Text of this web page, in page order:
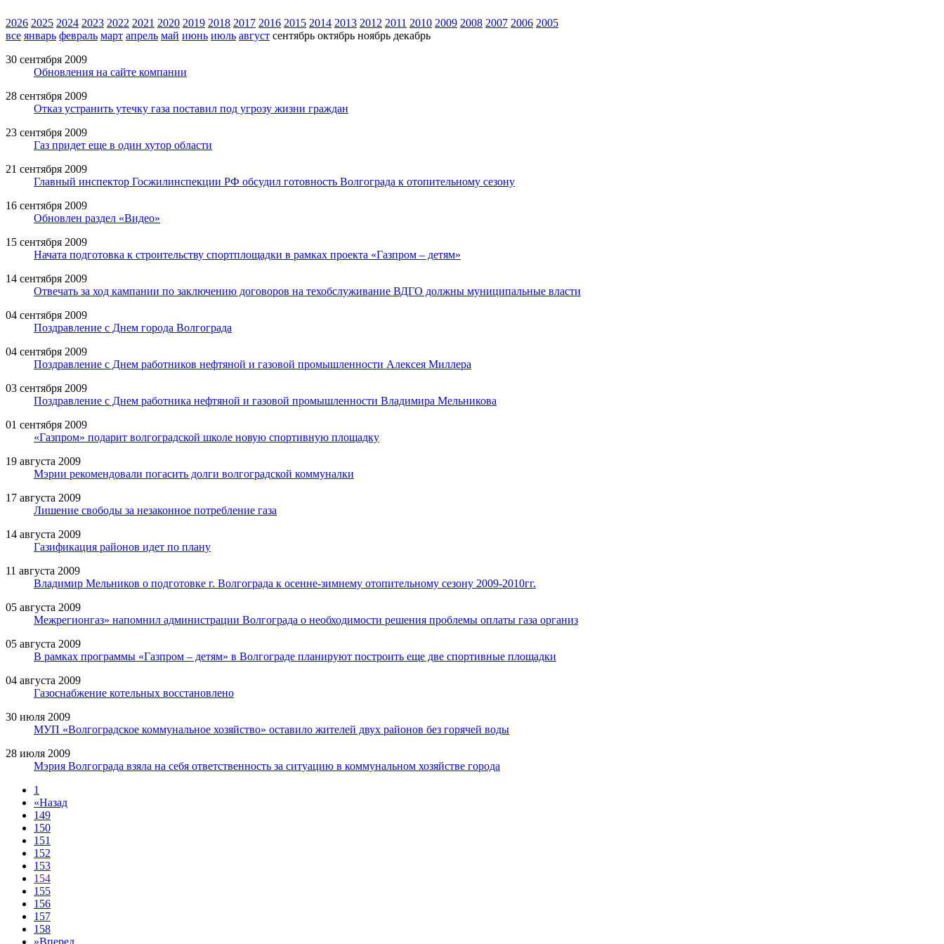
2026 2025 2024 2023 2022 2021 2020 2019 2018 2017 2016 2015 2014 2013 2012 2011 2010 2009 2008 2007 2006 2005
все январь февраль март апрель май июнь июль август сентябрь октябрь ноябрь декабрь
30 сентября 2009
Обновления на сайте компании
28 сентября 2009
Отказ устранить утечку газа поставил под угрозу жизни граждан
23 сентября 2009
Газ придет еще в один хутор области
21 сентября 2009
Главный инспектор Госжилинспекции РФ обсудил готовность Волгограда к отопительному сезону
16 сентября 2009
Обновлен раздел «Видео»
15 сентября 2009
Начата подготовка к строительству спортплощадки в рамках проекта «Газпром – детям»
14 сентября 2009
Отвечать за ход кампании по заключению договоров на техобслуживание ВДГО должны муниципальные власти
04 сентября 2009
Поздравление с Днем города Волгограда
04 сентября 2009
Поздравление с Днем работников нефтяной и газовой промышленности Алексея Миллера
03 сентября 2009
Поздравление с Днем работника нефтяной и газовой промышленности Владимира Мельникова
01 сентября 2009
«Газпром» подарит волгоградской школе новую спортивную площадку
19 августа 2009
Мэрии рекомендовали погасить долги волгоградской коммуналки
17 августа 2009
Лишение свободы за незаконное потребление газа
14 августа 2009
Газификация районов идет по плану
11 августа 2009
Владимир Мельников о подготовке г. Волгограда к осенне-зимнему отопительному сезону 2009-2010гг.
05 августа 2009
Межрегионгаз» напомнил администрации Волгограда о необходимости решения проблемы оплаты газа организ
05 августа 2009
В рамках программы «Газпром – детям» в Волгограде планируют построить еще две спортивные площадки
04 августа 2009
Газоснабжение котельных восстановлено
30 июля 2009
МУП «Волгоградское коммунальное хозяйство» оставило жителей двух районов без горячей воды
28 июля 2009
Мэрия Волгограда взяла на себя ответственность за ситуацию в коммунальном хозяйстве города
1
«Назад
149
150
151
152
153
154
155
156
157
158
»Вперед